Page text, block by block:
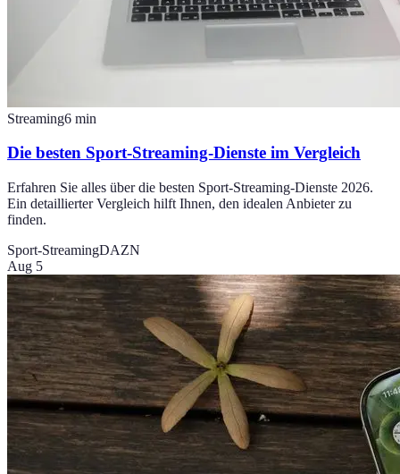
Streaming6 min
Die besten Sport-Streaming-Dienste im Vergleich
Erfahren Sie alles über die besten Sport-Streaming-Dienste 2026.
Ein detaillierter Vergleich hilft Ihnen, den idealen Anbieter zu
finden.
Sport-StreamingDAZN
Aug 5